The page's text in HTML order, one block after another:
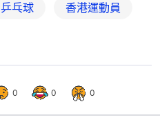
乒乓球 香港運動員
0 0 0